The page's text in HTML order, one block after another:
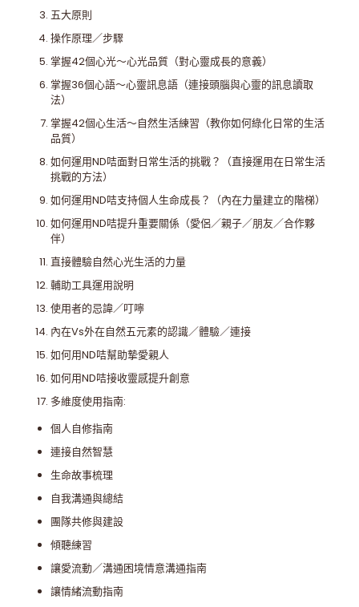
五大原則
操作原理／步驟
掌握42個心光～心光品質（對心靈成長的意義）
掌握36個心語～心靈訊息語（連接頭腦與心靈的訊息讀取
法）
掌握42個心生活～自然生活練習（教你如何綠化日常的生活
品質）
如何運用ND咭面對日常生活的挑戰？（直接運用在日常生活
挑戰的方法）
如何運用ND咭支持個人生命成長？（內在力量建立的階梯）
如何運用ND咭提升重要關係（愛侶／親子／朋友／合作夥
伴）
直接體驗自然心光生活的力量
輔助工具運用說明
使用者的忌諱／叮嚀
內在Vs外在自然五元素的認識／體驗／連接
如何用ND咭幫助摯愛親人
如何用ND咭接收靈感提升創意
多維度使用指南:
個人自修指南
連接自然智慧
生命故事梳理
自我溝通與總結
團隊共修與建設
傾聽練習
讓愛流動／溝通困境情意溝通指南
讓情緒流動指南